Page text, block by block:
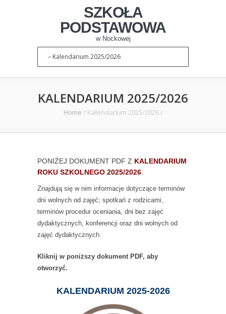
SZKOŁA
PODSTAWOWA
w Nockowej
KALENDARIUM 2025/2026
Home / Kalendarium 2025/2026/
PONIŻEJ DOKUMENT PDF Z KALENDARIUM
ROKU SZKOLNEGO 2025/2026
Znajdują się w nim informacje dotyczące terminów
dni wolnych od zajęć; spotkań z rodzicami,
terminów procedur oceniania, dni bez zajęć
dydaktycznych, konferencji oraz dni wolnych od
zajęć dydaktycznych.
Kliknij w poniższy dokument PDF, aby
otworzyć.
KALENDARIUM 2025-2026